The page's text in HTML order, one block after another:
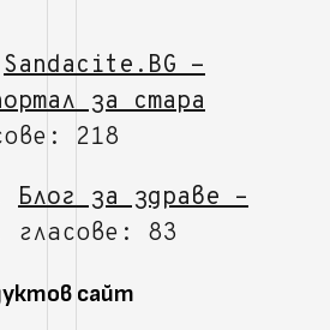
Sandacite.BG -
за стара
218
Блог за здраве –
гласове: 83
сайт